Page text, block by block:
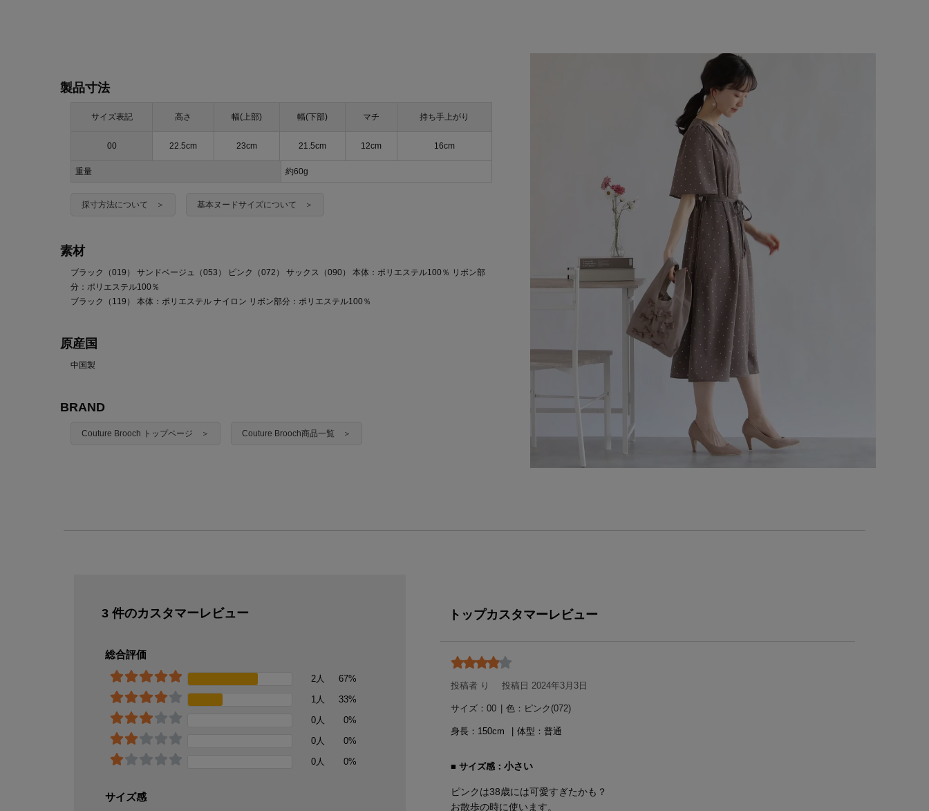
製品寸法
サイズ表記 高さ 幅(上部) 幅(下部) マチ 持ち手上がり
00 22.5cm 23cm 21.5cm 12cm 16cm
重量 約60g
採寸方法について ＞ 基本ヌードサイズについて ＞
素材
ブラック（019） サンドベージュ（053） ピンク（072） サックス（090） 本体：ポリエステル100％ リボン部
分：ポリエステル100％
ブラック（119） 本体：ポリエステル ナイロン リボン部分：ポリエステル100％
原産国
中国製
BRAND
Couture Brooch トップページ ＞ Couture Brooch商品一覧 ＞
3 件のカスタマーレビュー
総合評価
2人
67%
1人
33%
0人
0%
0人
0%
0人
0%
サイズ感
トップカスタマーレビュー
投稿者 り 投稿日 2024年3月3日
サイズ：00 | 色：ピンク(072)
身長： 150 体型： 普通
サイズ感： 小さい
ピンクは38歳には可愛すぎたかも？
お散歩の時に使います。